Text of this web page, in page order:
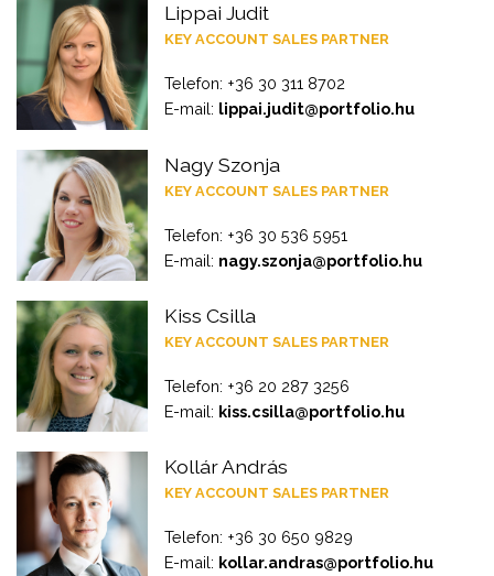
Lippai Judit
KEY ACCOUNT SALES PARTNER
Telefon: +36 30 311 8702
E-mail: lippai.judit@portfolio.hu
Nagy Szonja
KEY ACCOUNT SALES PARTNER
Telefon: +36 30 536 5951
E-mail: nagy.szonja@portfolio.hu
Kiss Csilla
KEY ACCOUNT SALES PARTNER
Telefon: +36 20 287 3256
E-mail: kiss.csilla@portfolio.hu
Kollár András
KEY ACCOUNT SALES PARTNER
Telefon: +36 30 650 9829
E-mail: kollar.andras@portfolio.hu